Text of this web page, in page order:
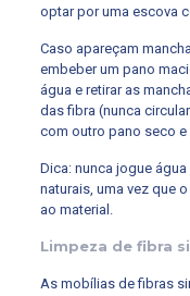
optar por uma escova
Caso apareçam
embeber um pano
água e retirar as
das fibra (nunca
com outro pano seco e
Dica: nunca jogue
naturais, uma vez que
ao material.
Limpeza de fibra
As mobílias de fibras